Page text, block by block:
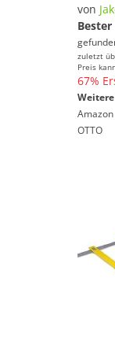
Geschlecht
von
Bester
zuletzt
Preis
67%
Amazon
OTTO